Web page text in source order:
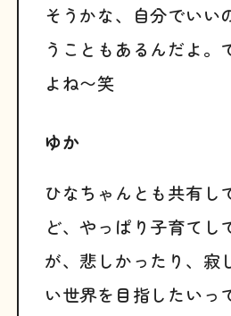
そうかな、自分でいい
うこともあるんだよ。
よね〜笑
ゆか
ひなちゃんとも共有し
ど、やっぱり子育てし
が、悲しかったり、寂
い世界を目指したいっ